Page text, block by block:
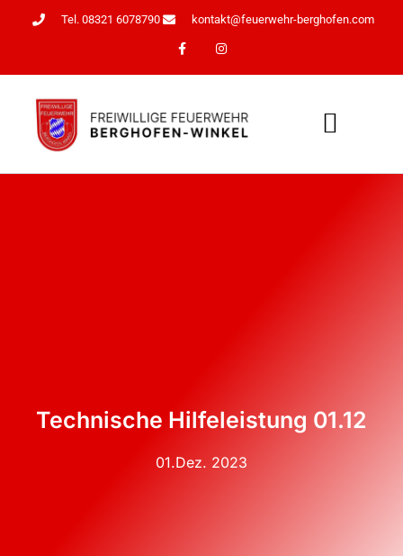
Tel. 08321 6078790 kontakt@feuerwehr-berghofen.com
Technische Hilfeleistung 01.12
01.Dez. 2023